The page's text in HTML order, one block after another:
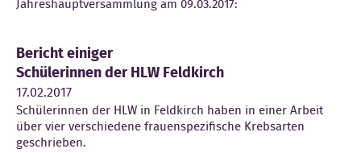
Jahreshauptversammlung am 09.03.2017:
Bericht einiger
Schülerinnen der HLW Feldkirch
17.02.2017
Schülerinnen der HLW in Feldkirch haben in einer Arbeit
über vier verschiedene frauenspezifische Krebsarten
geschrieben.